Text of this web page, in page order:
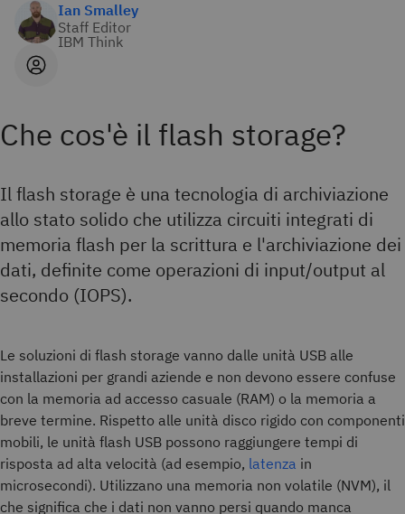
Ian Smalley
Staff Editor
IBM Think
Che cos'è il flash storage?
Il flash storage è una tecnologia di archiviazione
allo stato solido che utilizza circuiti integrati di
memoria flash per la scrittura e l'archiviazione dei
dati, definite come operazioni di input/output al
secondo (IOPS).
Le soluzioni di flash storage vanno dalle unità USB alle
installazioni per grandi aziende e non devono essere confuse
con la memoria ad accesso casuale (RAM) o la memoria a
breve termine. Rispetto alle unità disco rigido con componenti
mobili, le unità flash USB possono raggiungere tempi di
risposta ad alta velocità (ad esempio, latenza in
microsecondi). Utilizzano una memoria non volatile (NVM), il
che significa che i dati non vanno persi quando manca